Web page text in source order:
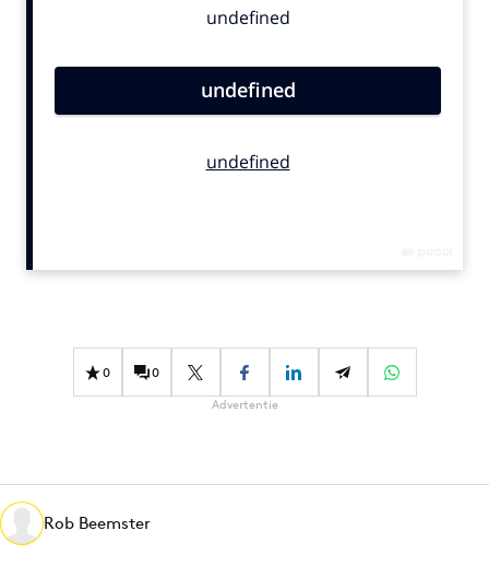
Contentmarketing
Effectiviteit
Gedragsverandering
Martech
Media
Merkstrategie
0 0
Advertentie
Rob Beemster